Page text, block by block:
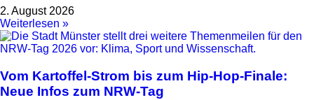
2. August 2026
Weiterlesen »
Vom Kartoffel-Strom bis zum Hip-Hop-Finale:
Neue Infos zum NRW-Tag